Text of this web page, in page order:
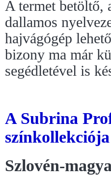
A termet betöltő,
dallamos
hajvágógép
bizony ma már
segédletével is
A Subrina
színkollekciója
Szlovén-